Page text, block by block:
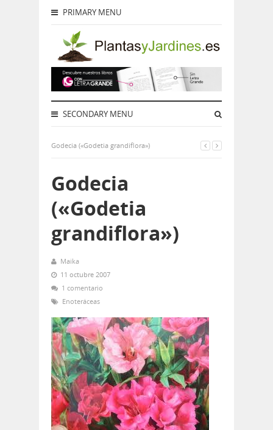
PRIMARY MENU
SECONDARY MENU
Godecia («Godetia grandiflora»)
Godecia
(«Godetia
grandiflora»)
Maika
11 octubre 2007
1 comentario
Enoteráceas